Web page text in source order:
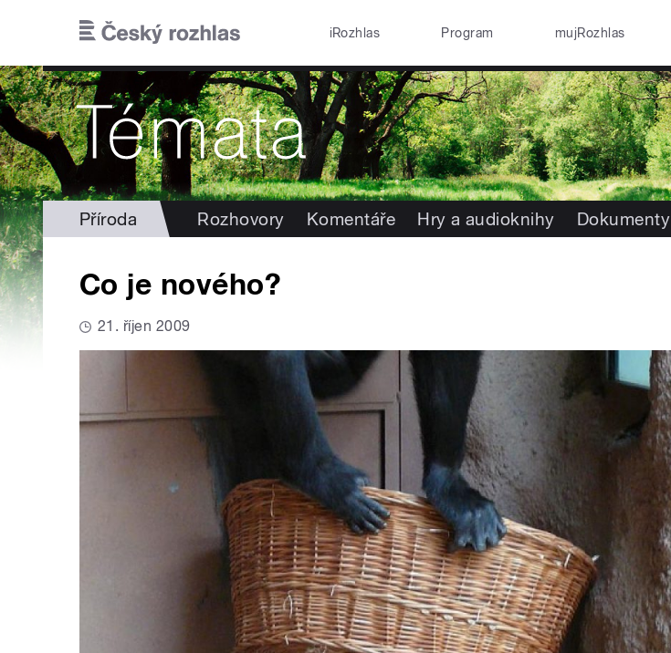
iRozhlas Program mujRozhlas
Příroda Rozhovory Komentáře Hry a audioknihy Dokumenty
Co je nového?
21. říjen 2009